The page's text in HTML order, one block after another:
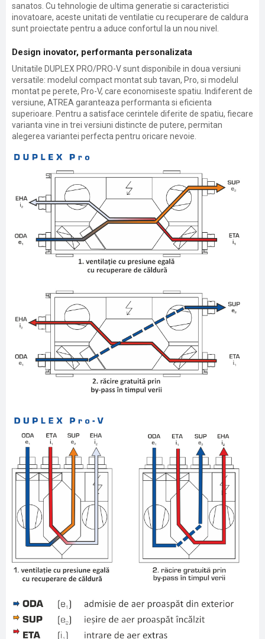
sanatos. Cu tehnologie de ultima generatie si caracteristici
inovatoare, aceste unitati de ventilatie cu recuperare de caldura
sunt proiectate pentru a aduce confortul la un nou nivel.
Design inovator, performanta personalizata
Unitatile DUPLEX PRO/PRO-V sunt disponibile in doua versiuni
versatile: modelul compact montat sub tavan, Pro, si modelul
montat pe perete, Pro-V, care economiseste spatiu. Indiferent de
versiune, ATREA garanteaza performanta si eficienta
superioare. Pentru a satisface cerintele diferite de spatiu, fiecare
varianta vine in trei versiuni distincte de putere, permitan
alegerea variantei perfecta pentru oricare nevoie.